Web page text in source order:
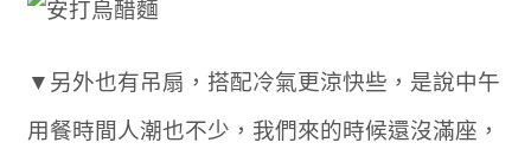
▼另外也有吊扇，搭配冷氣更涼快些，是說中午
用餐時間人潮也不少，我們來的時候還沒滿座，